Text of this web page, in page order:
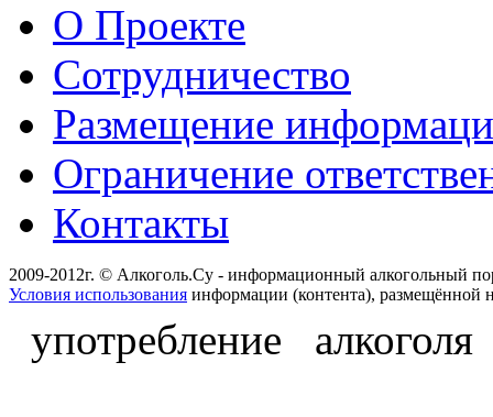
О Проекте
Сотрудничество
Размещение
Ограничение
Контакты
2009-2012г. © Алкоголь.Су - информационный алкогольный
Условия использования информации (контента), размещённой
употребление